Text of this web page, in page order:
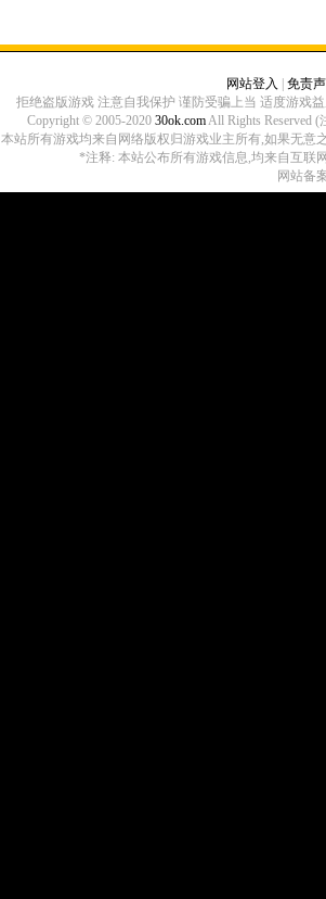
网站登入
免责
拒绝盗版游戏 注意自我保护 谨防受骗上当 适度游戏
Copyright © 2005-2020 30ok.comAll Rights Reserved
本站所有游戏均来自网络版权归游戏业主所有,如果无意
*注释: 本站公布所有游戏信息,均来自互联
网站备